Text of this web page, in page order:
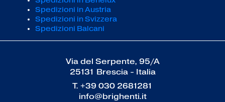
Spedizioni in Austria
Spedizioni in Svizzera
Spedizioni Balcani
Via del Serpente, 95/A
25131 Brescia - Italia
T. +39 030 2681281
info@brighenti.it